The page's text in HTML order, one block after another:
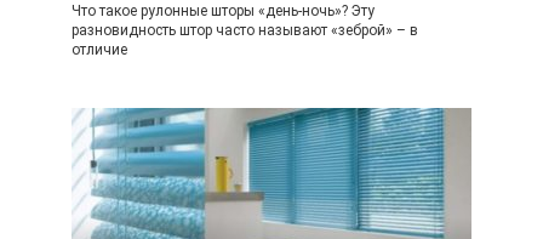
Что такое рулонные шторы «день-ночь»? Эту
разновидность штор часто называют «зеброй» – в
отличие